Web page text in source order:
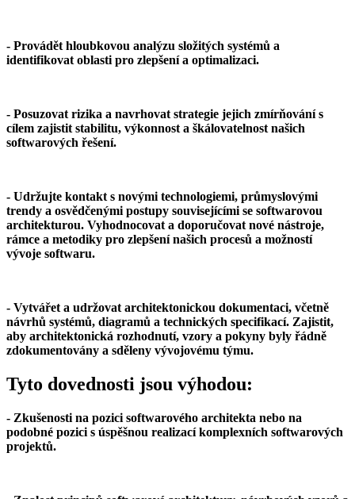
- Provádět hloubkovou analýzu složitých systémů a
identifikovat oblasti pro zlepšení a optimalizaci.
- Posuzovat rizika a navrhovat strategie jejich zmírňování s
cílem zajistit stabilitu, výkonnost a škálovatelnost našich
softwarových řešení.
- Udržujte kontakt s novými technologiemi, průmyslovými
trendy a osvědčenými postupy souvisejícími se softwarovou
architekturou. Vyhodnocovat a doporučovat nové nástroje,
rámce a metodiky pro zlepšení našich procesů a možností
vývoje softwaru.
- Vytvářet a udržovat architektonickou dokumentaci, včetně
návrhů systémů, diagramů a technických specifikací. Zajistit,
aby architektonická rozhodnutí, vzory a pokyny byly řádně
zdokumentovány a sděleny vývojovému týmu.
Tyto dovednosti jsou výhodou:
- Zkušenosti na pozici softwarového architekta nebo na
podobné pozici s úspěšnou realizací komplexních softwarových
projektů.